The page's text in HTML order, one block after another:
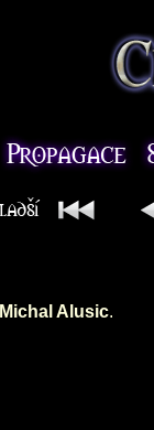
Michal Alusic.